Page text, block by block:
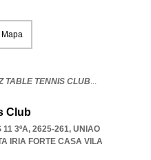
Mapa
TABLE TENNIS CLUB...
Club
11 3ºA, 2625-261, UNIAO
IRIA FORTE CASA VILA